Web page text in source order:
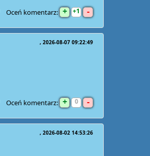
Oceń komentarz: + 1 -
2026-08-07 09:22:49
Oceń komentarz: + 0 -
2026-08-02 14:53:26